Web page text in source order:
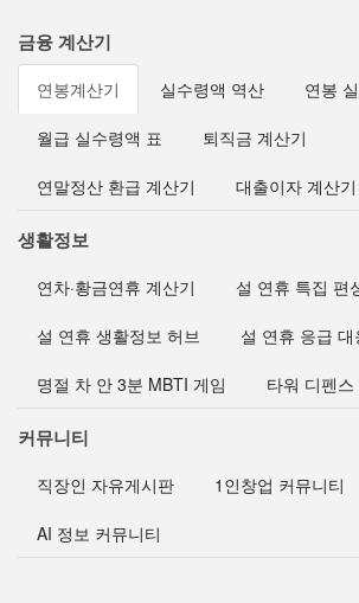
금융 계산기
연봉계산기 실수령액 역산 연봉
월급 실수령액 표 퇴직금 계산기
연말정산 환급 계산기 대출이자 계산기
생활정보
연차·황금연휴 계산기 설 연휴 특집 편
설 연휴 생활정보 허브 설 연휴 응급
명절 차 안 3분 MBTI 게임 타워 디펜
커뮤니티
직장인 자유게시판 1인창업 커뮤니티
AI 정보 커뮤니티